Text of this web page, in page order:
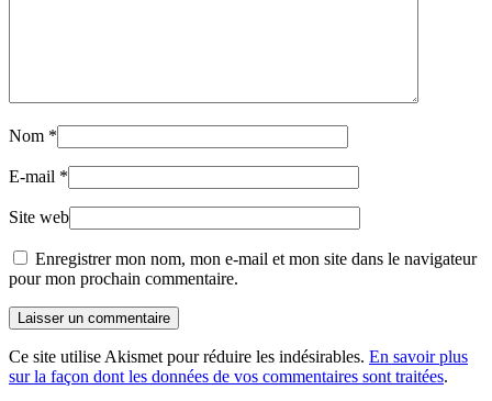
Nom *
E-mail *
Site web
Enregistrer mon nom, mon e-mail et mon site dans le navigateur
pour mon prochain commentaire.
Laisser un commentaire
Ce site utilise Akismet pour réduire les indésirables. En savoir plus
sur la façon dont les données de vos commentaires sont traitées.